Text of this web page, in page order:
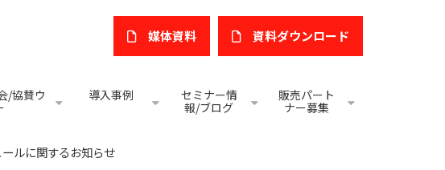
媒体資料 ​資料ダウンロード
/協賛ウ
導入事例
セミナー情
報/ブログ
販売パート
ナー募集
ルに関するお知らせ